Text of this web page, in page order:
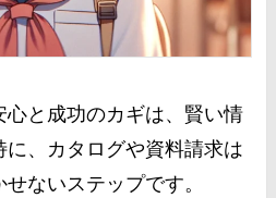
心と成功のカギは、賢い情
、カタログや資料請求は
ないステップです。